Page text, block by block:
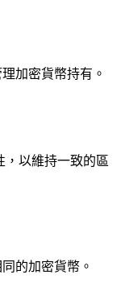
加密貨幣持有。
以維持一致的區
的加密貨幣。